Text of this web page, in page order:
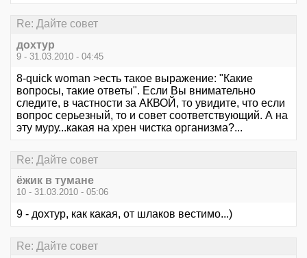
Re: Дайте совет
дохтур
9 - 31.03.2010 - 04:45
8-quick woman >есть такое выражение: "Какие
вопросы, такие ответы". Если Вы внимательно
следите, в частности за АКВОЙ, то увидите, что если
вопрос серьезный, то и совет соответствующий. А на
эту муру...какая на хрен чистка организма?...
Re: Дайте совет
ёжик в тумане
10 - 31.03.2010 - 05:06
9 - дохтур, как какая, от шлаков вестимо...)
Re: Дайте совет